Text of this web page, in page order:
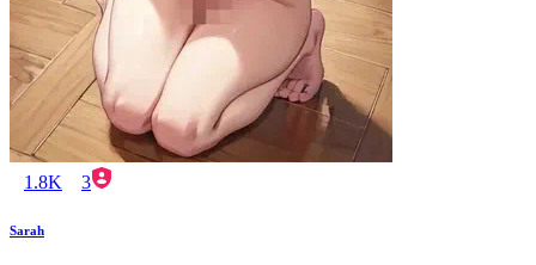
1.8K 3
Sarah